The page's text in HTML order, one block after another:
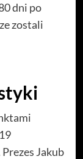
dni po
zostali
Jakub